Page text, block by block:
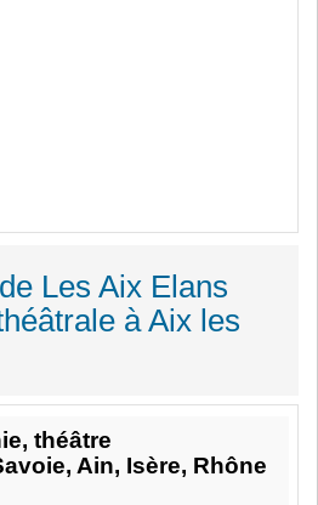
Les Aix Elans
à Aix les
théâtre
Ain, Isère, Rhône